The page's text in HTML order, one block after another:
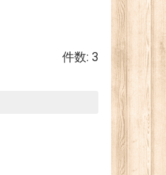
件数: 3